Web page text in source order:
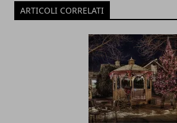
ARTICOLI CORRELATI